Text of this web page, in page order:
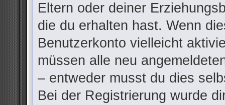
Eltern oder deiner
die du erhalten hast. Wenn
Benutzerkonto vielleicht
müssen alle neu
– entweder musst du dies
Bei der Registrierung wurde